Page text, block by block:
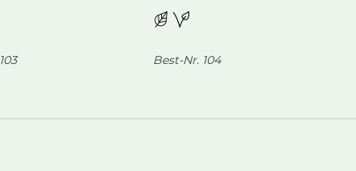
103 Best-Nr. 104